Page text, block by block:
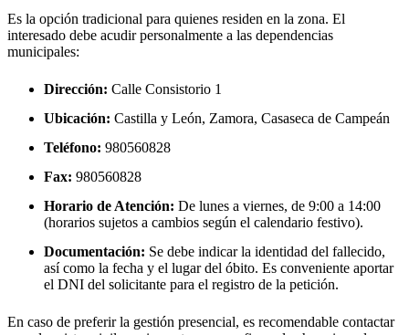
Es la opción tradicional para quienes residen en la zona. El
interesado debe acudir personalmente a las dependencias
municipales:
Dirección: Calle Consistorio 1
Ubicación: Castilla y León, Zamora, Casaseca de Campeán
Teléfono: 980560828
Fax: 980560828
Horario de Atención: De lunes a viernes, de 9:00 a 14:00
(horarios sujetos a cambios según el calendario festivo).
Documentación: Se debe indicar la identidad del fallecido,
así como la fecha y el lugar del óbito. Es conveniente aportar
el DNI del solicitante para el registro de la petición.
En caso de preferir la gestión presencial, es recomendable contactar